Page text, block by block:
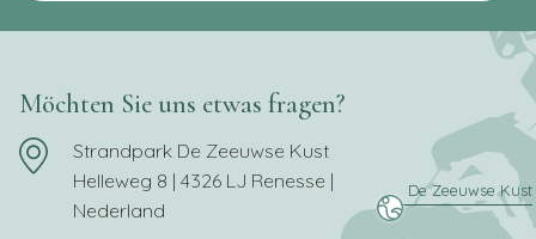
Möchten Sie uns etwas fragen?
Strandpark De Zeeuwse Kust
Helleweg 8 | 4326 LJ Renesse |
Nederland